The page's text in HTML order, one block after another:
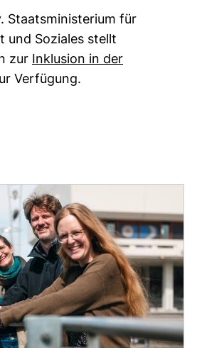
Staatsministerium für
und Soziales stellt
zur Inklusion in der
Verfügung.